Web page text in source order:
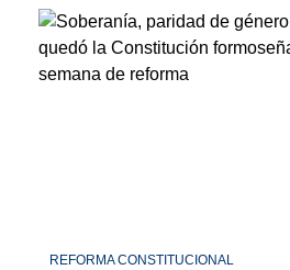
REFORMA CONSTITUCIONAL